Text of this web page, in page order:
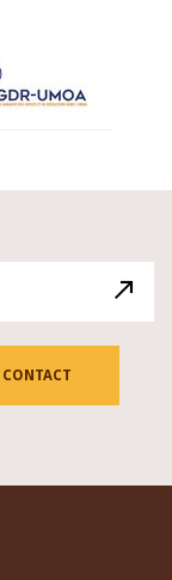
CONTACT